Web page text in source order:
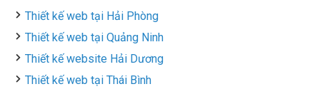
Thiết kế web tại Hải Phòng
Thiết kế web tại Quảng Ninh
Thiết kế website Hải Dương
Thiết kế web tại Thái Bình